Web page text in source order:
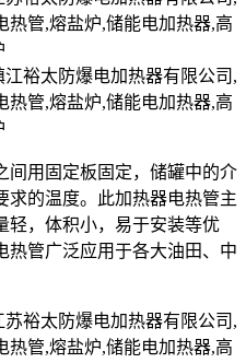
间用固定板固定，储罐中的介
求的温度。此加热器电热管主
轻，体积小，易于安装等优
热管广泛应用于各大油田、中